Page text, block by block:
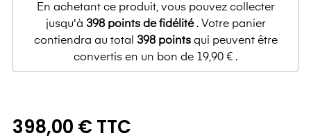
En achetant ce produit, vous pouvez collecter
jusqu'à 398points de fidélité. Votre panier
contiendra au total 398pointsqui peuvent être
convertis en un bon de 19,90 € .
398,00 € TTC